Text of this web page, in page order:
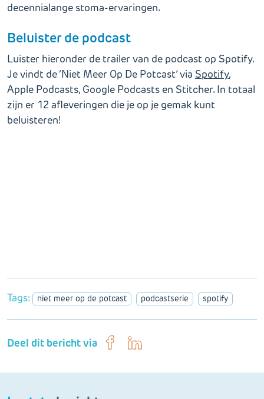
decennialange stoma-ervaringen.
Beluister de podcast
Luister hieronder de trailer van de podcast op Spotify.
Je vindt de ‘Niet Meer Op De Potcast’ via Spotify,
Apple Podcasts, Google Podcasts en Stitcher. In totaal
zijn er 12 afleveringen die je op je gemak kunt
beluisteren!
Tags: niet meer op de potcast podcastserie spotify
Deel dit bericht via